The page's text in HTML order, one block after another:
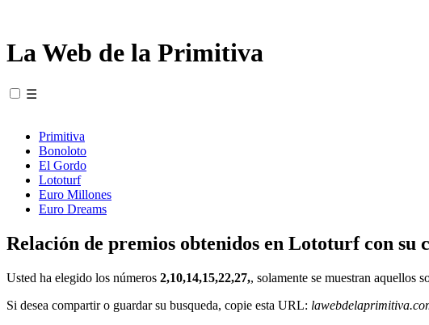
La Web de la Primitiva
☰
Primitiva
Bonoloto
El Gordo
Lototurf
Euro Millones
Euro Dreams
Relación de premios obtenidos en Lototurf con su
Usted ha elegido los números 2,10,14,15,22,27,, solamente se muestran aquellos
Si desea compartir o guardar su busqueda, copie esta URL: